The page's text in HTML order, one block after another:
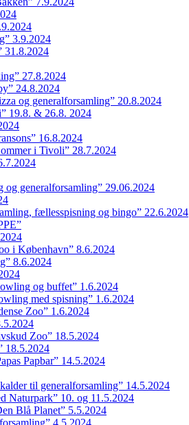
3.9.2024
31.8.2024
27.8.2024
24.8.2024
og generalforsamling” 20.8.2024
19.8. & 26.8. 2024
16.8.2024
i Tivoli” 28.7.2024
generalforsamling” 29.06.2024
fællesspisning og bingo” 22.6.2024
i København” 8.6.2024
8.6.2024
og buffet” 1.6.2024
med spisning” 1.6.2024
Zoo” 1.6.2024
Zoo” 18.5.2024
18.5.2024
Papbar” 14.5.2024
til generalforsamling” 14.5.2024
Naturpark” 10. og 11.5.2024
Blå Planet” 5.5.2024